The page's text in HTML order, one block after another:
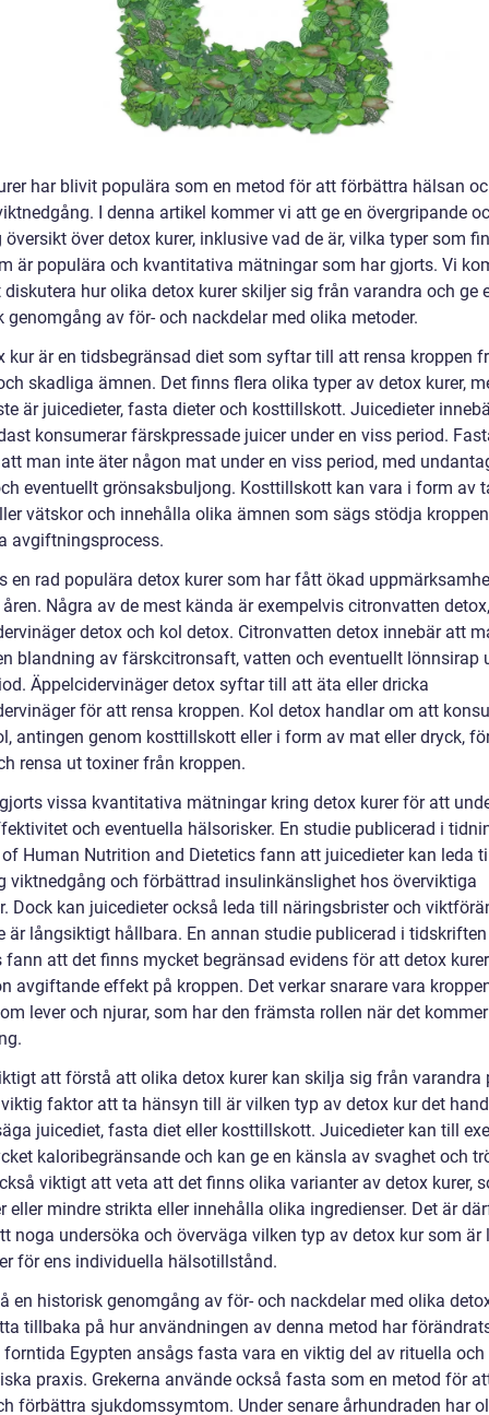
har blivit populära som en metod för att förbättra hälsan
I denna artikel kommer vi att ge en övergripande
över detox kurer, inklusive vad de är, vilka typer som
är populära och kvantitativa mätningar som har gjorts. Vi
diskutera hur olika detox kurer skiljer sig från varandra och ge
genomgång av för- och nackdelar med olika metoder.
kur är en tidsbegränsad diet som syftar till att rensa kroppen
skadliga ämnen. Det finns flera olika typer av detox kurer,
är juicedieter, fasta dieter och kosttillskott. Juicedieter
konsumerar färskpressade juicer under en viss period.
man inte äter någon mat under en viss period, med
eventuellt grönsaksbuljong. Kosttillskott kan vara i form av
vätskor och innehålla olika ämnen som sägs stödja
avgiftningsprocess.
en rad populära detox kurer som har fått ökad
Några av de mest kända är exempelvis citronvatten detox,
detox och kol detox. Citronvatten detox innebär att
blandning av färskcitronsaft, vatten och eventuellt lönnsirap
Äppelcidervinäger detox syftar till att äta eller dricka
för att rensa kroppen. Kol detox handlar om att
antingen genom kosttillskott eller i form av mat eller dryck,
rensa ut toxiner från kroppen.
vissa kvantitativa mätningar kring detox kurer för att
och eventuella hälsorisker. En studie publicerad i
Human Nutrition and Dietetics fann att juicedieter kan leda
viktnedgång och förbättrad insulinkänslighet hos överviktiga
Dock kan juicedieter också leda till näringsbrister och
är långsiktigt hållbara. En annan studie publicerad i
fann att det finns mycket begränsad evidens för att detox
avgiftande effekt på kroppen. Det verkar snarare vara
lever och njurar, som har den främsta rollen när det
att förstå att olika detox kurer kan skilja sig från varandra
faktor att ta hänsyn till är vilken typ av detox kur det
juicediet, fasta diet eller kosttillskott. Juicedieter kan till
kaloribegränsande och kan ge en känsla av svaghet och
viktigt att veta att det finns olika varianter av detox kurer,
eller mindre strikta eller innehålla olika ingredienser. Det är
noga undersöka och överväga vilken typ av detox kur som är
för ens individuella hälsotillstånd.
en historisk genomgång av för- och nackdelar med olika
tillbaka på hur användningen av denna metod har
forntida Egypten ansågs fasta vara en viktig del av rituella och
praxis. Grekerna använde också fasta som en metod för
förbättra sjukdomssymtom. Under senare århundraden har